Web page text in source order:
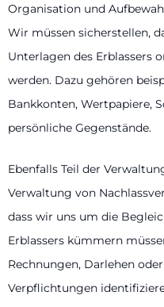
Organisation und
Wir müssen sicherstellen,
Unterlagen des Erblassers
werden. Dazu gehören
Bankkonten, Wertpapiere,
persönliche Gegenstände.
Ebenfalls Teil der
Verwaltung von
dass wir uns um die
Erblassers kümmern
Rechnungen, Darlehen
Verpflichtungen